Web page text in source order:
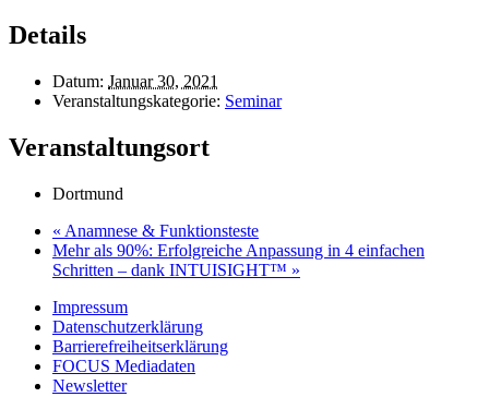
Details
Datum: Januar 30, 2021
Veranstaltungskategorie: Seminar
Veranstaltungsort
Dortmund
« Anamnese & Funktionsteste
Mehr als 90%: Erfolgreiche Anpassung in 4 einfachen
Schritten – dank INTUISIGHT™ »
Impressum
Datenschutzerklärung
Barrierefreiheitserklärung
FOCUS Mediadaten
Newsletter